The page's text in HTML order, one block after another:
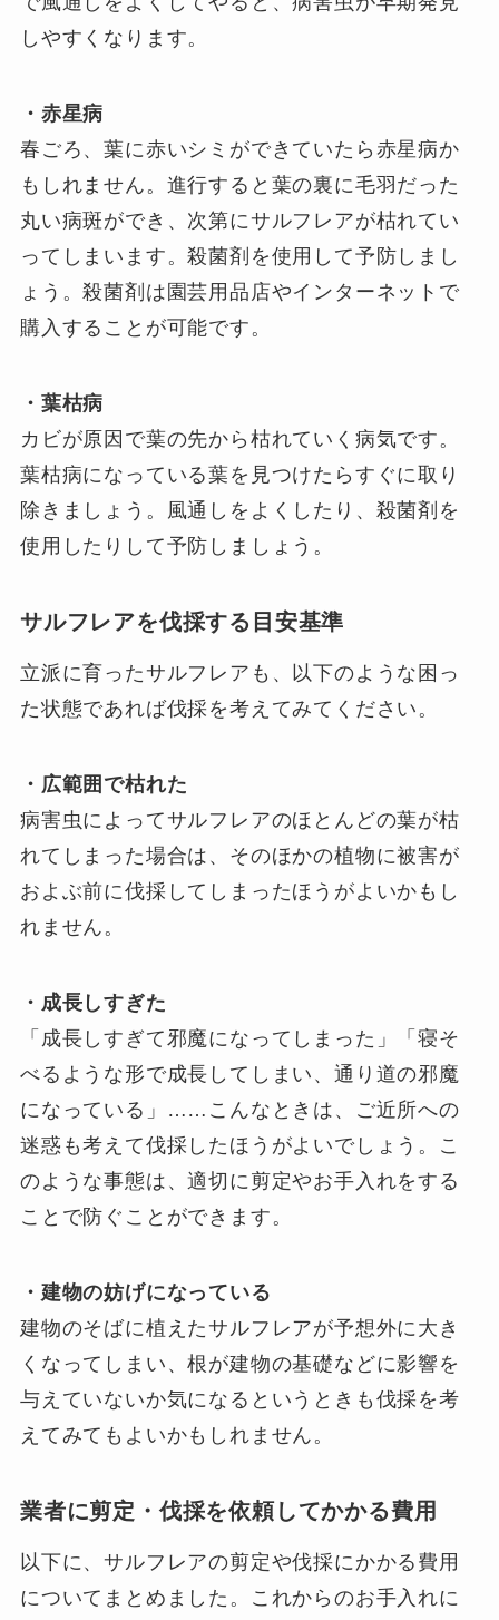
しやすくなります。
・赤星病
春ごろ、葉に赤いシミができていたら赤星病か
もしれません。進行すると葉の裏に毛羽だった
丸い病斑ができ、次第にサルフレアが枯れてい
ってしまいます。殺菌剤を使用して予防しまし
ょう。殺菌剤は園芸用品店やインターネットで
購入することが可能です。
・葉枯病
カビが原因で葉の先から枯れていく病気です。
葉枯病になっている葉を見つけたらすぐに取り
除きましょう。風通しをよくしたり、殺菌剤を
使用したりして予防しましょう。
サルフレアを伐採する目安基準
立派に育ったサルフレアも、以下のような困っ
た状態であれば伐採を考えてみてください。
・広範囲で枯れた
病害虫によってサルフレアのほとんどの葉が枯
れてしまった場合は、そのほかの植物に被害が
およぶ前に伐採してしまったほうがよいかもし
れません。
・成長しすぎた
「成長しすぎて邪魔になってしまった」「寝そ
べるような形で成長してしまい、通り道の邪魔
になっている」……こんなときは、ご近所への
迷惑も考えて伐採したほうがよいでしょう。こ
のような事態は、適切に剪定やお手入れをする
ことで防ぐことができます。
・建物の妨げになっている
建物のそばに植えたサルフレアが予想外に大き
くなってしまい、根が建物の基礎などに影響を
与えていないか気になるというときも伐採を考
えてみてもよいかもしれません。
業者に剪定・伐採を依頼してかかる費用
以下に、サルフレアの剪定や伐採にかかる費用
についてまとめました。これからのお手入れに